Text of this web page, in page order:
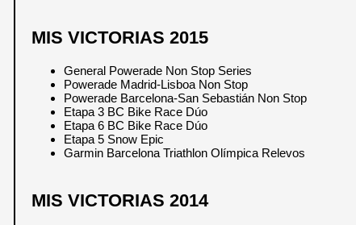
MIS VICTORIAS 2015
General Powerade Non Stop Series
Powerade Madrid-Lisboa Non Stop
Powerade Barcelona-San Sebastián Non Stop
Etapa 3 BC Bike Race Dúo
Etapa 6 BC Bike Race Dúo
Etapa 5 Snow Epic
Garmin Barcelona Triathlon Olímpica Relevos
MIS VICTORIAS 2014